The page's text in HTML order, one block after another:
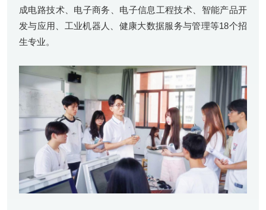
成电路技术、电子商务、电子信息工程技术、智能产品开
发与应用、工业机器人、健康大数据服务与管理等18个招
生专业。